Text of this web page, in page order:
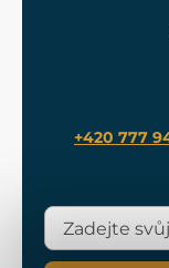
Meče pro
+420 777